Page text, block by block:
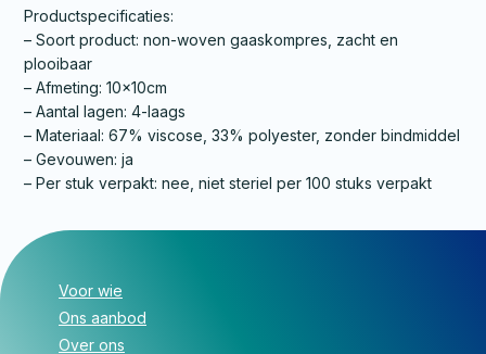
Productspecificaties:
– Soort product: non-woven gaaskompres, zacht en
plooibaar
– Afmeting: 10x10cm
– Aantal lagen: 4-laags
– Materiaal: 67% viscose, 33% polyester, zonder bindmiddel
– Gevouwen: ja
– Per stuk verpakt: nee, niet steriel per 100 stuks verpakt
Voor wie
Ons aanbod
Over ons